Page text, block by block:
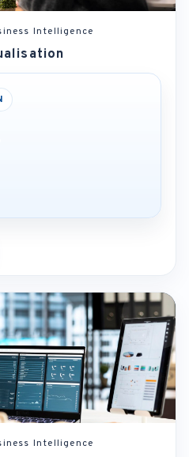
Intelligence
Intelligence